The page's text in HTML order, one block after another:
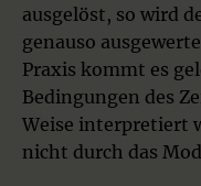
ausgelöst, so wird
genauso
Praxis kommt es
Bedingungen des
Weise interpretiert
nicht durch das